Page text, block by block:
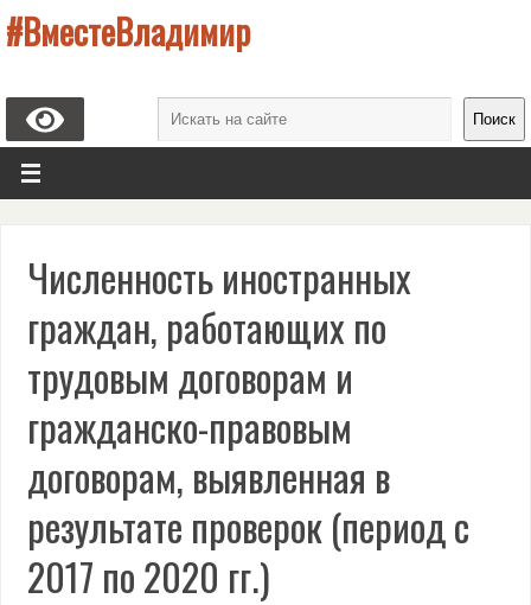
#ВместеВладимир
Поиск
Численность иностранных
граждан, работающих по
трудовым договорам и
гражданско-правовым
договорам, выявленная в
результате проверок (период с
2017 по 2020 гг.)